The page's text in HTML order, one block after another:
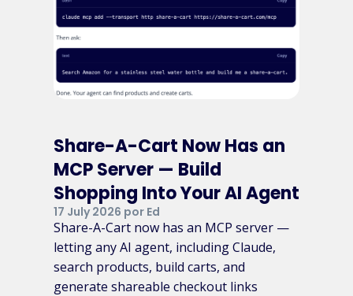
Share-A-Cart Now Has an
MCP Server — Build
Shopping Into Your AI Agent
17 July 2026 por Ed
Share-A-Cart now has an MCP server —
letting any AI agent, including Claude,
search products, build carts, and
generate shareable checkout links